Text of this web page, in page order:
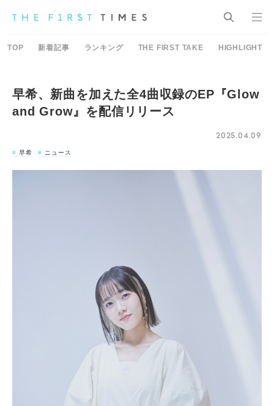
TOP 新着記事 ランキング THE FIRST TAKE HIGHLIGHT
早希、新曲を加えた全4曲収録のEP『Glow
and Grow』を配信リリース
2025.04.09
早希 ニュース